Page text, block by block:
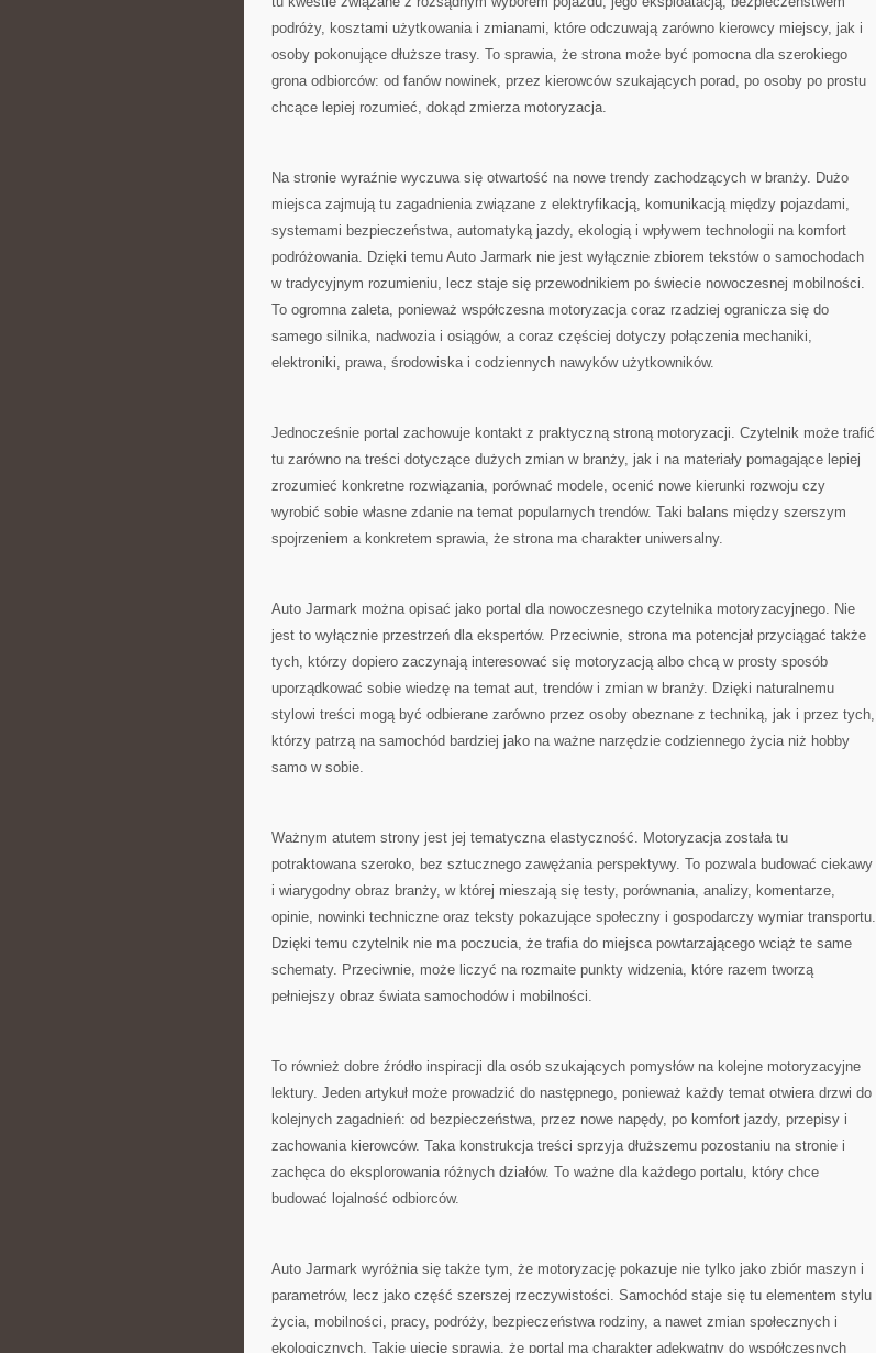
podróży, kosztami użytkowania i zmianami, które odczuwają zarówno kierowcy miejscy, jak i
osoby pokonujące dłuższe trasy. To sprawia, że strona może być pomocna dla szerokiego
grona odbiorców: od fanów nowinek, przez kierowców szukających porad, po osoby po prostu
chcące lepiej rozumieć, dokąd zmierza motoryzacja.
Na stronie wyraźnie wyczuwa się otwartość na nowe trendy zachodzących w branży. Dużo
miejsca zajmują tu zagadnienia związane z elektryfikacją, komunikacją między pojazdami,
systemami bezpieczeństwa, automatyką jazdy, ekologią i wpływem technologii na komfort
podróżowania. Dzięki temu Auto Jarmark nie jest wyłącznie zbiorem tekstów o samochodach
w tradycyjnym rozumieniu, lecz staje się przewodnikiem po świecie nowoczesnej mobilności.
To ogromna zaleta, ponieważ współczesna motoryzacja coraz rzadziej ogranicza się do
samego silnika, nadwozia i osiągów, a coraz częściej dotyczy połączenia mechaniki,
elektroniki, prawa, środowiska i codziennych nawyków użytkowników.
Jednocześnie portal zachowuje kontakt z praktyczną stroną motoryzacji. Czytelnik może trafić
tu zarówno na treści dotyczące dużych zmian w branży, jak i na materiały pomagające lepiej
zrozumieć konkretne rozwiązania, porównać modele, ocenić nowe kierunki rozwoju czy
wyrobić sobie własne zdanie na temat popularnych trendów. Taki balans między szerszym
spojrzeniem a konkretem sprawia, że strona ma charakter uniwersalny.
Auto Jarmark można opisać jako portal dla nowoczesnego czytelnika motoryzacyjnego. Nie
jest to wyłącznie przestrzeń dla ekspertów. Przeciwnie, strona ma potencjał przyciągać także
tych, którzy dopiero zaczynają interesować się motoryzacją albo chcą w prosty sposób
uporządkować sobie wiedzę na temat aut, trendów i zmian w branży. Dzięki naturalnemu
stylowi treści mogą być odbierane zarówno przez osoby obeznane z techniką, jak i przez tych,
którzy patrzą na samochód bardziej jako na ważne narzędzie codziennego życia niż hobby
samo w sobie.
Ważnym atutem strony jest jej tematyczna elastyczność. Motoryzacja została tu
potraktowana szeroko, bez sztucznego zawężania perspektywy. To pozwala budować ciekawy
i wiarygodny obraz branży, w której mieszają się testy, porównania, analizy, komentarze,
opinie, nowinki techniczne oraz teksty pokazujące społeczny i gospodarczy wymiar transportu.
Dzięki temu czytelnik nie ma poczucia, że trafia do miejsca powtarzającego wciąż te same
schematy. Przeciwnie, może liczyć na rozmaite punkty widzenia, które razem tworzą
pełniejszy obraz świata samochodów i mobilności.
To również dobre źródło inspiracji dla osób szukających pomysłów na kolejne motoryzacyjne
lektury. Jeden artykuł może prowadzić do następnego, ponieważ każdy temat otwiera drzwi do
kolejnych zagadnień: od bezpieczeństwa, przez nowe napędy, po komfort jazdy, przepisy i
zachowania kierowców. Taka konstrukcja treści sprzyja dłuższemu pozostaniu na stronie i
zachęca do eksplorowania różnych działów. To ważne dla każdego portalu, który chce
budować lojalność odbiorców.
Auto Jarmark wyróżnia się także tym, że motoryzację pokazuje nie tylko jako zbiór maszyn i
parametrów, lecz jako część szerszej rzeczywistości. Samochód staje się tu elementem stylu
życia, mobilności, pracy, podróży, bezpieczeństwa rodziny, a nawet zmian społecznych i
ekologicznych. Takie ujęcie sprawia, że portal ma charakter adekwatny do współczesnych